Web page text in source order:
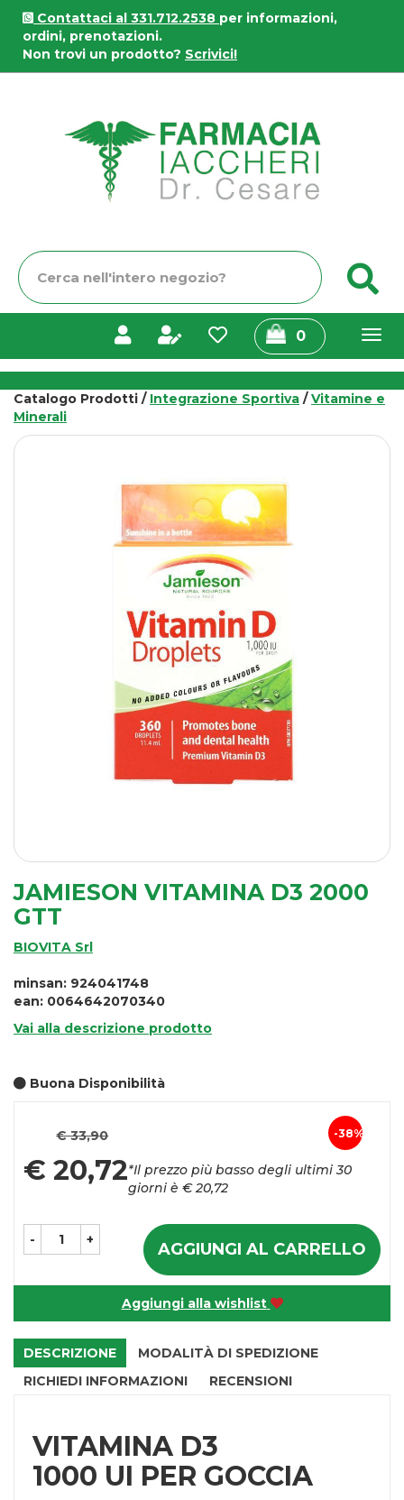
Passa
contenuto
principale
Contattaci al 331.712.2538 per informazioni,
ordini, prenotazioni.
Non trovi un prodotto? Scrivici!
Cerca
Prodotto
0prodotti
inseriti
Catalogo Prodotti / Integrazione Sportiva /Vitamine e
Minerali
JAMIESON VITAMINA D3 2000
GTT
BIOVITA Srl
minsan: 924041748
ean: 0064642070340
Vai alla descrizione prodotto
Buona Disponibilità
Sconto
del
38%
€ 33,90
Prezzo
scontato
€ 20,72*Il prezzo più basso degli ultimi 30
giorni è € 20,72
- + AGGIUNGI AL CARRELLO
Aggiungi alla wishlist
DESCRIZIONE
MODALITÀ DI SPEDIZIONE
RICHIEDI INFORMAZIONI
RECENSIONI
VITAMINA D3
1000 UI PER GOCCIA